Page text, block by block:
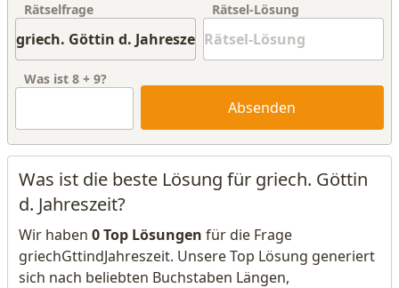
Rätselfrage Rätsel-Lösung
Was ist 8 + 9?
Absenden
Was ist die beste Lösung für griech. Göttin
d. Jahreszeit?
Wir haben 0 Top Lösungen für die Frage
griechGttindJahreszeit. Unsere Top Lösung generiert
sich nach beliebten Buchstaben Längen,